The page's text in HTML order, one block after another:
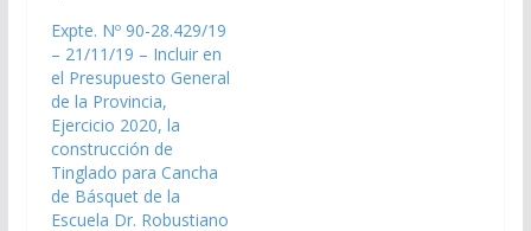
Ejercicio 2020, la
construcción de
Tinglado para Cancha
de Básquet de la
Escuela Maestro
Roberto Terrones
Riera Nº 4303, en la
Ciudad…
Expte. Nº 90-28.429/19
– 21/11/19 – Incluir en
el Presupuesto General
de la Provincia,
Ejercicio 2020, la
construcción de
Tinglado para Cancha
de Básquet de la
Escuela Dr. Robustiano